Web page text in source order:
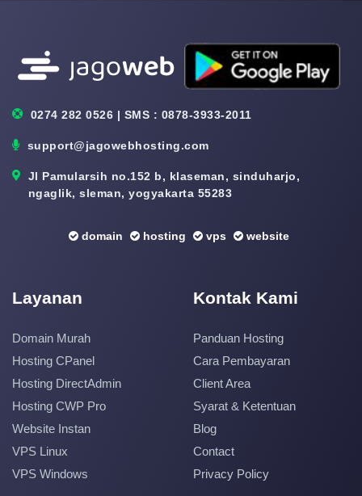
0274 282 0526 | SMS : 0878-3933-2011
support@jagowebhosting.com
Jl Pamularsih no.152 b, klaseman, sinduharjo,
ngaglik, sleman, yogyakarta 55283
domain hosting vps website
Layanan
Domain Murah
Hosting CPanel
Hosting DirectAdmin
Hosting CWP Pro
Website Instan
VPS Linux
VPS Windows
Kontak Kami
Panduan Hosting
Cara Pembayaran
Client Area
Syarat & Ketentuan
Blog
Contact
Privacy Policy